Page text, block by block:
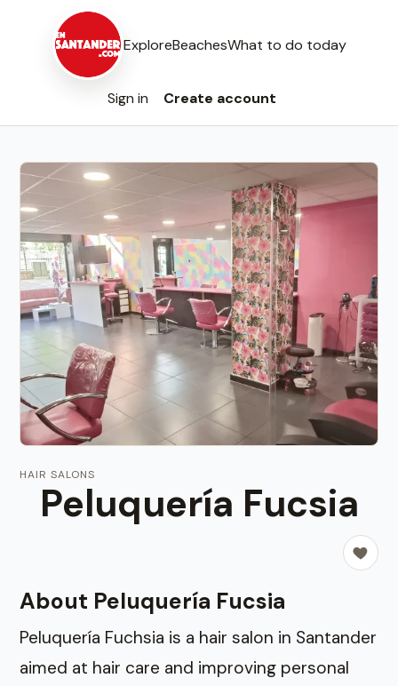
ExploreBeachesWhat to do today
Sign in Create account
HAIR SALONS
Peluquería Fucsia
About Peluquería Fucsia
Peluquería Fuchsia is a hair salon in Santander
aimed at hair care and improving personal